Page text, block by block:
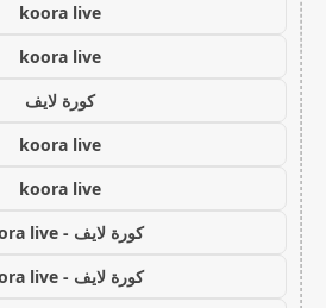
koora live
koora live
كورة لايف
koora live
koora live
كورة لايف - koora live
كورة لايف - koora live